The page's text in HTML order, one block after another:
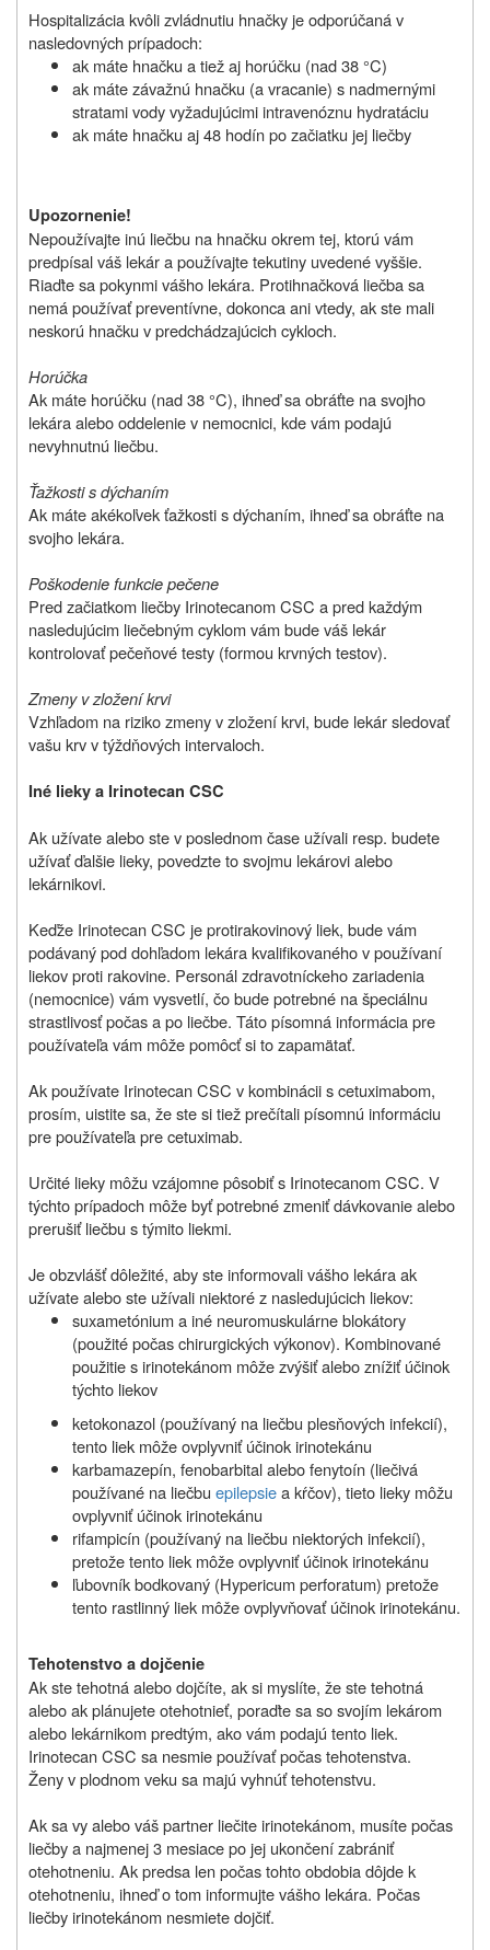
Hospitalizácia kvôli zvládnutiu hnačky je odporúčaná v
nasledovných prípadoch:
ak máte hnačku a tiež aj horúčku (nad 38 °C)
ak máte závažnú hnačku (a vracanie) s nadmernými
stratami vody vyžadujúcimi intravenóznu hydratáciu
ak máte hnačku aj 48 hodín po začiatku jej liečby
Upozornenie!
Nepoužívajte inú liečbu na hnačku okrem tej, ktorú vám
predpísal váš lekár a používajte tekutiny uvedené vyššie.
Riaďte sa pokynmi vášho lekára. Protihnačková liečba sa
nemá používať preventívne, dokonca ani vtedy, ak ste mali
neskorú hnačku v predchádzajúcich cykloch.
Horúčka
Ak máte horúčku (nad 38 °C), ihneď sa obráťte na svojho
lekára alebo oddelenie v nemocnici, kde vám podajú
nevyhnutnú liečbu.
Ťažkosti s dýchaním
Ak máte akékoľvek ťažkosti s dýchaním, ihneď sa obráťte na
svojho lekára.
Poškodenie funkcie pečene
Pred začiatkom liečby Irinotecanom CSC a pred každým
nasledujúcim liečebným cyklom vám bude váš lekár
kontrolovať pečeňové testy (formou krvných testov).
Zmeny v zložení krvi
Vzhľadom na riziko zmeny v zložení krvi, bude lekár sledovať
vašu krv v týždňových intervaloch.
Iné lieky a Irinotecan CSC
Ak užívate alebo ste v poslednom čase užívali resp. budete
užívať ďalšie lieky, povedzte to svojmu lekárovi alebo
lekárnikovi.
Keďže Irinotecan CSC je protirakovinový liek, bude vám
podávaný pod dohľadom lekára kvalifikovaného v používaní
liekov proti rakovine. Personál zdravotníckeho zariadenia
(nemocnice) vám vysvetlí, čo bude potrebné na špeciálnu
strastlivosť počas a po liečbe. Táto písomná informácia pre
používateľa vám môže pomôcť si to zapamätať.
Ak používate Irinotecan CSC v kombinácii s cetuximabom,
prosím, uistite sa, že ste si tiež prečítali písomnú informáciu
pre používateľa pre cetuximab.
Určité lieky môžu vzájomne pôsobiť s Irinotecanom CSC. V
týchto prípadoch môže byť potrebné zmeniť dávkovanie alebo
prerušiť liečbu s týmito liekmi.
Je obzvlášť dôležité, aby ste informovali vášho lekára ak
užívate alebo ste užívali niektoré z nasledujúcich liekov:
suxametónium a iné neuromuskulárne blokátory
(použité počas chirurgických výkonov). Kombinované
použitie s irinotekánom môže zvýšiť alebo znížiť účinok
týchto liekov
ketokonazol (používaný na liečbu plesňových infekcií),
tento liek môže ovplyvniť účinok irinotekánu
karbamazepín, fenobarbital alebo fenytoín (liečivá
používané na liečbu epilepsiea kŕčov), tieto lieky môžu
ovplyvniť účinok irinotekánu
rifampicín (používaný na liečbu niektorých infekcií),
pretože tento liek môže ovplyvniť účinok irinotekánu
ľubovník bodkovaný (Hypericum perforatum) pretože
tento rastlinný liek môže ovplyvňovať účinok irinotekánu.
Tehotenstvo a dojčenie
Ak ste tehotná alebo dojčíte, ak si myslíte, že ste tehotná
alebo ak plánujete otehotnieť, poraďte sa so svojím lekárom
alebo lekárnikom predtým, ako vám podajú tento liek.
Irinotecan CSC sa nesmie používať počas tehotenstva.
Ženy v plodnom veku sa majú vyhnúť tehotenstvu.
Ak sa vy alebo váš partner liečite irinotekánom, musíte počas
liečby a najmenej 3 mesiace po jej ukončení zabrániť
otehotneniu. Ak predsa len počas tohto obdobia dôjde k
otehotneniu, ihneď o tom informujte vášho lekára. Počas
liečby irinotekánom nesmiete dojčiť.